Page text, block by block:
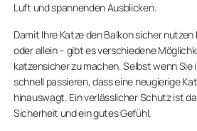
Luft und spannenden Ausblicken.
Damit Ihre Katze den Balkon sicher
oder allein – gibt es verschiedene
katzensicher zu machen. Selbst wenn Sie
schnell passieren, dass eine neugierige
hinauswagt. Ein verlässlicher Schutz ist
Sicherheit und ein gutes Gefühl.